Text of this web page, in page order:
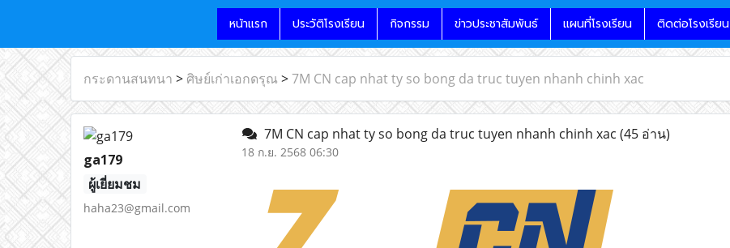
หน้าแรก ประวัติโรงเรียน กิจกรรม ข่าวประชาสัมพันธ์ แผนที่โรงเรียน ติดต่อโรงเรียน
กระดานสนทนา > ศิษย์เก่าเอกดรุณ >7M CN cap nhat ty so bong da truc tuyen nhanh chinh xac
ga179
ผู้เยี่ยมชม
haha23@gmail.com
7M CN cap nhat ty so bong da truc tuyen nhanh chinh xac (45 อ่าน)
18 ก.ย. 2568 06:30